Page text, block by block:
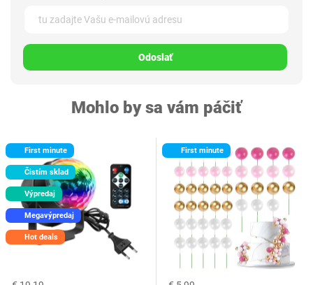
Odoslať
Mohlo by sa vám páčiť
First minute
Čistím sklad
Výpredaj
Megavýpredaj
Hot deals
First minute